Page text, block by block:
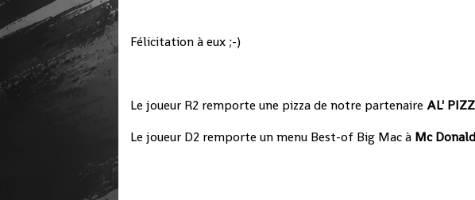
Félicitation à eux ;-)
Le joueur R2 remporte une pizza de notre partenaire AL'
Le joueur D2 remporte un menu Best-of Big Mac à Mc